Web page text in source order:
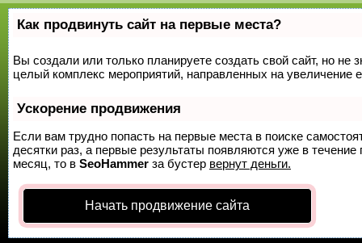
Как продвинуть сайт на первые места?
Вы создали или только планируете создать свой сайт, но не
целый комплекс мероприятий, направленных на увеличение
Ускорение продвижения
Если вам трудно попасть на первые места в поиске
десятки раз, а первые результаты появляются уже в
месяц, то в SeoHammer за бустер вернут деньги.
Начать продвижение сайта